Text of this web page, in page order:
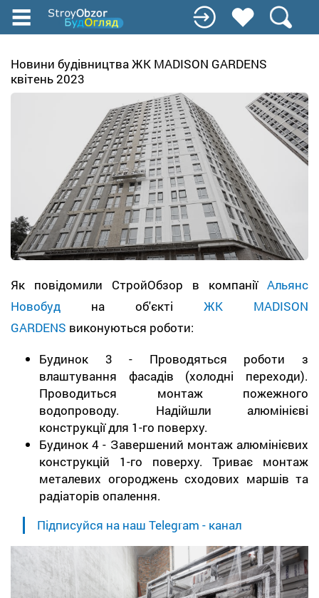
Перейти
содержанию
Новини будівництва ЖК MADISON GARDENS
квітень 2023
Як повідомили СтройОбзор в компанії Альянс
Новобуд на об'єкті ЖК MADISON
GARDENS виконуються роботи:
Будинок 3 - Проводяться роботи з
влаштування фасадів (холодні переходи).
Проводиться монтаж пожежного
водопроводу. Надійшли алюмінієві
конструкції для 1-го поверху.
Будинок 4 - Завершений монтаж алюмінієвих
конструкцій 1-го поверху. Триває монтаж
металевих огороджень сходових маршів та
радіаторів опалення.
Підписуйся на наш Telegram - канал